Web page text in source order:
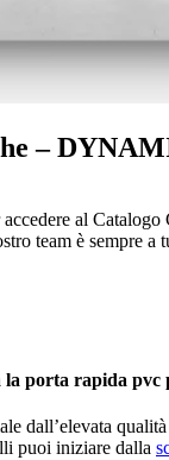
–
al Catalogo
team è sempre a
porta rapida pvc
dall’elevata
puoi iniziare dalla